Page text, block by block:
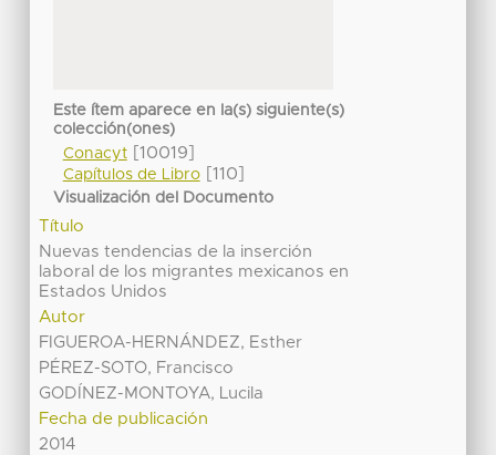
Este ítem aparece en la(s) siguiente(s)
colección(ones)
Conacyt[10019]
Capítulos de Libro[110]
Visualización del Documento
Título
Nuevas tendencias de la inserción
laboral de los migrantes mexicanos en
Estados Unidos
Autor
FIGUEROA-HERNÁNDEZ, Esther
PÉREZ-SOTO, Francisco
GODÍNEZ-MONTOYA, Lucila
Fecha de publicación
2014